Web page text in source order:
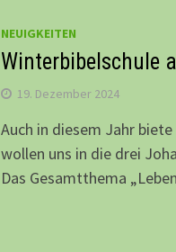
NEUIGKEITEN
Winterbibelschule
19. Dezember 2024
Auch in diesem Jahr
wollen uns in die drei
Das Gesamtthema